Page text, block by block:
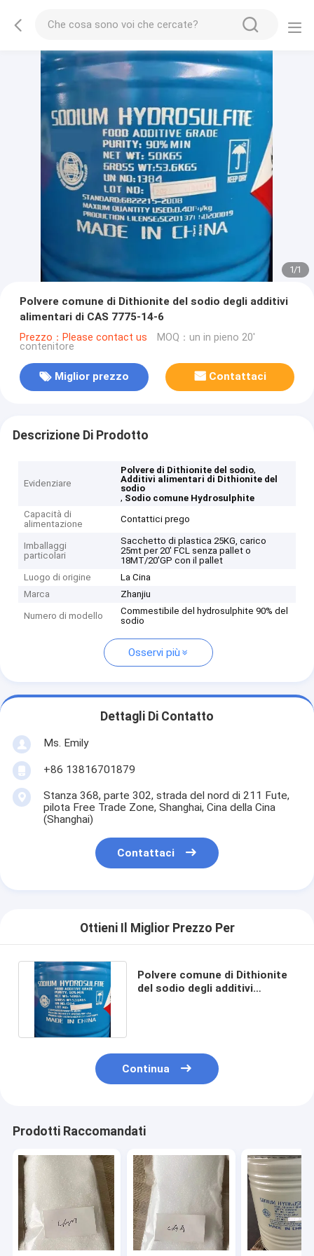
1/1
Polvere comune di Dithionite del sodio degli additivi
alimentari di CAS 7775-14-6
Prezzo：Please contact us MOQ：un in pieno 20'
contenitore
Miglior prezzo Contattaci
Descrizione Di Prodotto
Evidenziare
Polvere di Dithionite del sodio,
Additivi alimentari di Dithionite del
sodio
, Sodio comune Hydrosulphite
Capacità di
alimentazione
Contattici prego
Imballaggi
particolari
Sacchetto di plastica 25KG, carico
25mt per 20' FCL senza pallet o
18MT/20'GP con il pallet
Luogo di origine
La Cina
Marca
Zhanjiu
Numero di modello
Commestibile del hydrosulphite 90% del
sodio
Osservi più
Dettagli Di Contatto
Ms. Emily
+86 13816701879
Stanza 368, parte 302, strada del nord di 211 Fute,
pilota Free Trade Zone, Shanghai, Cina della Cina
(Shanghai)
Contattaci
Ottieni Il Miglior Prezzo Per
Polvere comune di Dithionite
del sodio degli additivi
Continua
Prodotti Raccomandati